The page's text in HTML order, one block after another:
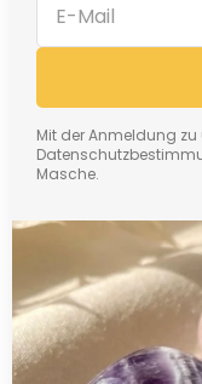
Mit der Anmeldung zu
Masche.